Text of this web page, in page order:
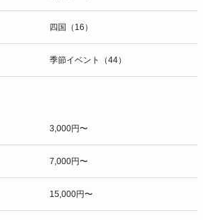
四国（16）
季節イベント（44）
3,000円〜
7,000円〜
15,000円〜